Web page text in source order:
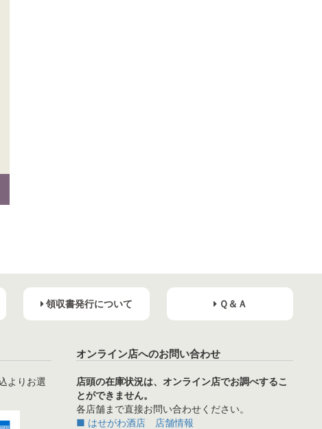
領収書発行について Ｑ＆Ａ
よりお選
オンライン店へのお問い合わせ
店頭の在庫状況は、オンライン店でお調べするこ
とができません。
各店舗まで直接お問い合わせください。
■ はせがわ酒店 店舗情報